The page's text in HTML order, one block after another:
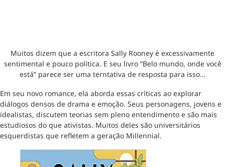
Muitos dizem que a escritora Sally Rooney é excessivamente
sentimental e pouco política. E seu livro “Belo mundo, onde você
está” parece ser uma terntativa de resposta para isso…
Em seu novo romance, ela aborda essas críticas ao explorar
diálogos densos de drama e emoção. Seus personagens, jovens e
idealistas, discutem teorias sem pleno entendimento e são mais
estudiosos do que ativistas. Muitos deles são universitários
esquerdistas que refletem a geração Millennial.